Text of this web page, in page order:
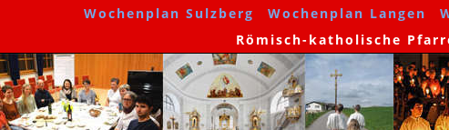
Wochenplan Sulzberg Wochenplan Langen
Römisch-katholische